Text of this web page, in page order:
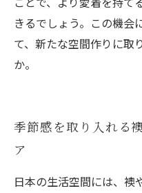
きるでしょう。この機会
て、新たな空間作りに取
か。
季節感を取り入れる
ア
日本の生活空間には、襖